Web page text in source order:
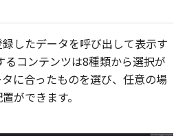
したデータを呼び出して表示す
るコンテンツは8種類から選択が
に合ったものを選び、任意の場
ができます。